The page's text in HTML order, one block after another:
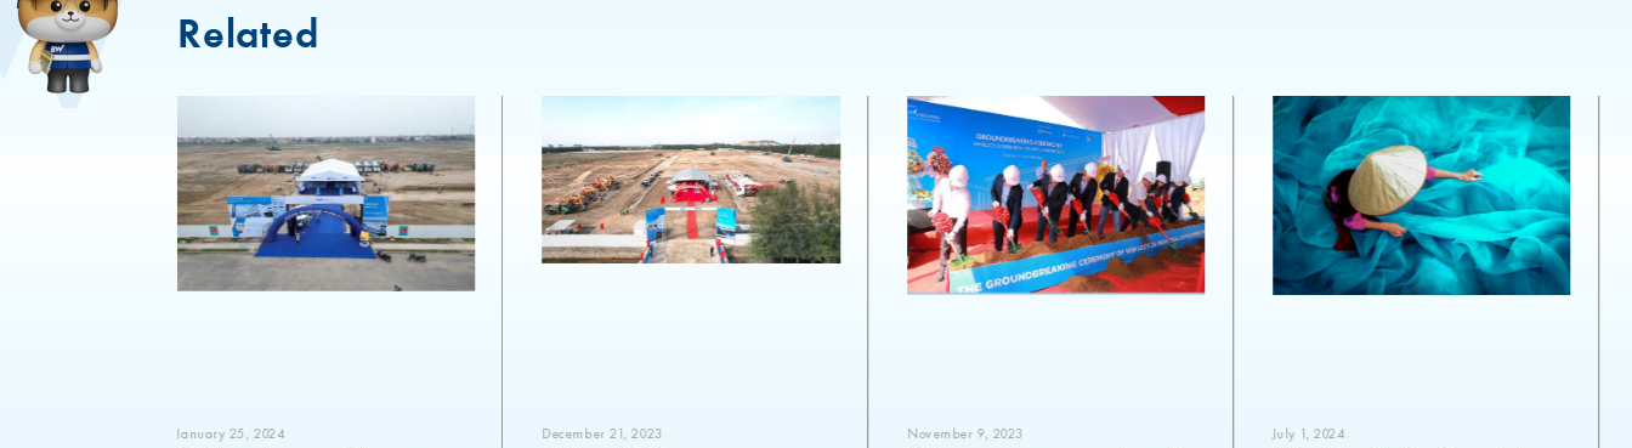
Related
January 25, 2024 December 21, 2023 November 9, 2023 July 1, 2024